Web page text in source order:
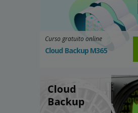
Curso gratuito online
Cloud Backup M365